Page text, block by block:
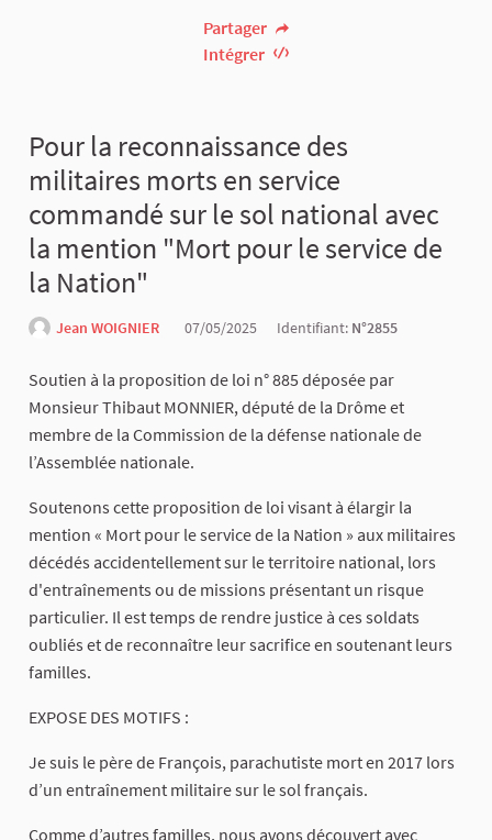
Partager
Intégrer
Pour la reconnaissance des
militaires morts en service
commandé sur le sol national avec
la mention "Mort pour le service de
la Nation"
Jean WOIGNIER 07/05/2025 Identifiant: N°2855
Soutien à la proposition de loi n° 885 déposée par
Monsieur Thibaut MONNIER, député de la Drôme et
membre de la Commission de la défense nationale de
l’Assemblée nationale.
Soutenons cette proposition de loi visant à élargir la
mention « Mort pour le service de la Nation » aux militaires
décédés accidentellement sur le territoire national, lors
d'entraînements ou de missions présentant un risque
particulier. Il est temps de rendre justice à ces soldats
oubliés et de reconnaître leur sacrifice en soutenant leurs
familles.
EXPOSE DES MOTIFS :
Je suis le père de François, parachutiste mort en 2017 lors
d’un entraînement militaire sur le sol français.
Comme d’autres familles, nous avons découvert avec